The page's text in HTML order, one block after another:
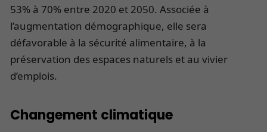
53% à 70% entre 2020 et 2050. Associée à
l’augmentation démographique, elle sera
défavorable à la sécurité alimentaire, à la
préservation des espaces naturels et au vivier
d’emplois.
Changement climatique